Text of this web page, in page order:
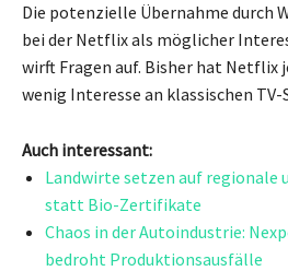
Die potenzielle Übernahme durch
bei der Netflix als möglicher
wirft Fragen auf. Bisher hat Netflix
wenig Interesse an klassischen
Auch interessant:
Landwirte setzen auf regionale
statt Bio-Zertifikate
Chaos in der Autoindustrie:
bedroht Produktionsausfälle